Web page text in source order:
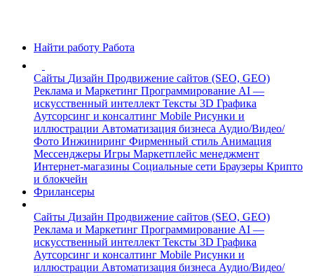
Найти работу Работа
Сайты Дизайн Продвижение сайтов (SEO, GEO)
Реклама и Маркетинг Программирование AI —
искусственный интеллект Тексты 3D Графика
Аутсорсинг и консалтинг Mobile Рисунки и
иллюстрации Автоматизация бизнеса Аудио/Видео/
Фото Инжиниринг Фирменный стиль Анимация
Мессенджеры Игры Маркетплейс менеджмент
Интернет-магазины Социальные сети Браузеры Крипто
и блокчейн
Фрилансеры
Сайты Дизайн Продвижение сайтов (SEO, GEO)
Реклама и Маркетинг Программирование AI —
искусственный интеллект Тексты 3D Графика
Аутсорсинг и консалтинг Mobile Рисунки и
иллюстрации Автоматизация бизнеса Аудио/Видео/